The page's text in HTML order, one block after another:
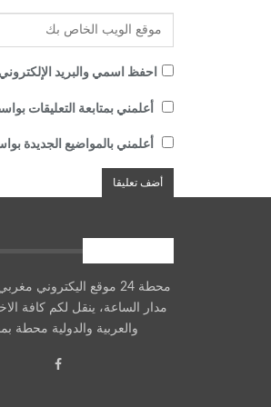
احفظ اسمي والبريد
أعلمني بمتابعة التعليقات
أعلمني بالمواضيع الجديدة
محطة 24 موقع اليكتروني
مدار الساعة، ينقل لكم كافة
والعربية والدولية محطة